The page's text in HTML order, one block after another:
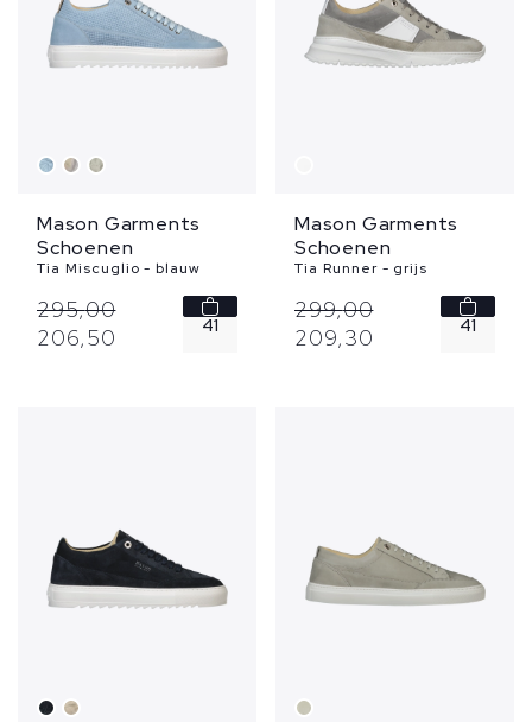
Mason Garments
Schoenen
Tia Miscuglio - blauw
295,00
206,50 41
Mason Garments
Schoenen
Tia Runner - grijs
299,00
209,30 41